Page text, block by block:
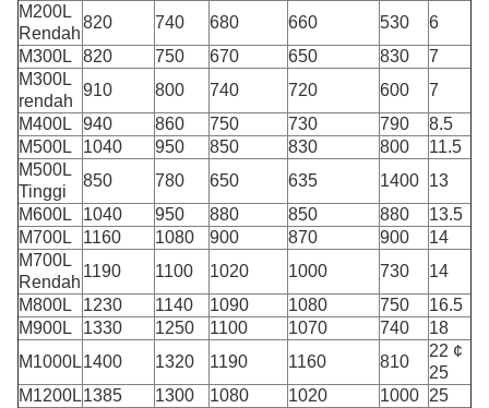
M200L
Rendah
820 740 680 660 530
6
M300L
820 750 670 650 830
7
M300L
rendah
910 800 740 720 600
7
M400L
940 860 750 730 790
8.5
M500L
1040 950 850 830 800
11.5
M500L
Tinggi
850 780 650 635 1400 13
M600L
1040 950 880 850 880
13.5
M700L
1160 1080 900 870 900
14
M700L
Rendah
1190 1100 1020 1000 730
14
M800L
1230 1140 1090 1080 750
16.5
M900L
1330 1250 1100 1070 740
18
M1000L1400 1320 1190 1160 810
22 ¢
25
M1200L1385 1300 1080 1020 1000 25